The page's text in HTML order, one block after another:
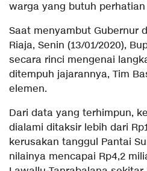
warga yang butuh perhatian
Saat menyambut Gubernur
Riaja, Senin (13/01/2020),
secara rinci mengenai
ditempuh jajarannya, Tim
elemen.
Dari data yang terhimpun,
dialami ditaksir lebih dari
kerusakan tanggul Pantai
nilainya mencapai Rp4,2